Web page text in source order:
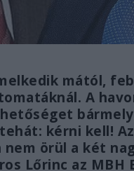
mától,
A
kérni kell!
örül a két
Lőrinc az